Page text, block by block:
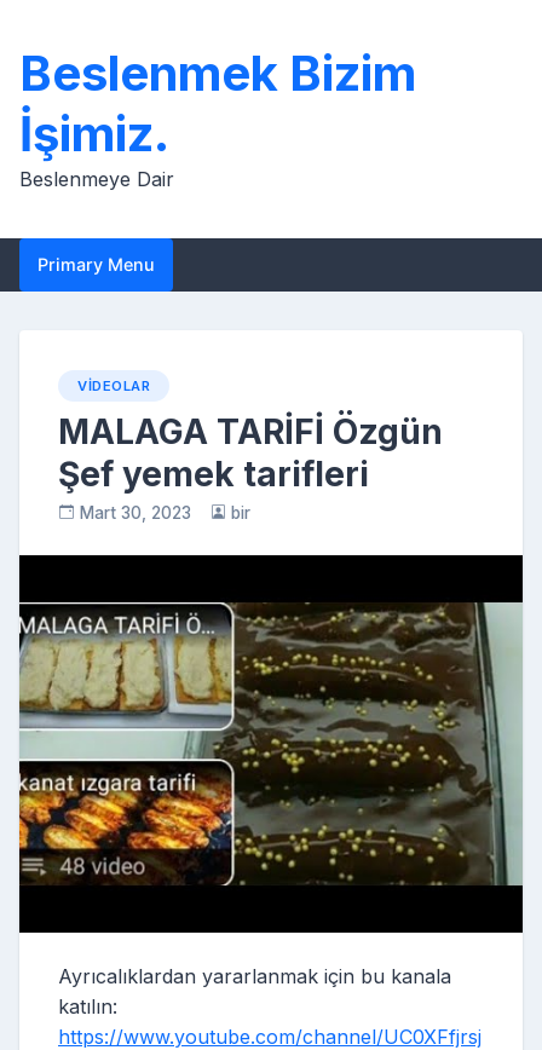
content
Beslenmek Bizim
İşimiz.
Beslenmeye Dair
Primary Menu
VIDEOLAR
MALAGA TARİFİ Özgün
Şef yemek tarifleri
Mart 30, 2023 bir
Ayrıcalıklardan yararlanmak için bu kanala
katılın:
https://www.youtube.com/channel/UC0XFfjrsj